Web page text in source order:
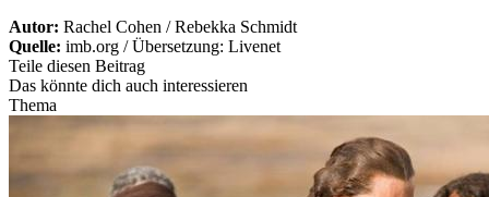
Autor: Rachel Cohen / Rebekka Schmidt
Quelle: imb.org / Übersetzung: Livenet
Teile diesen Beitrag
Das könnte dich auch interessieren
Thema